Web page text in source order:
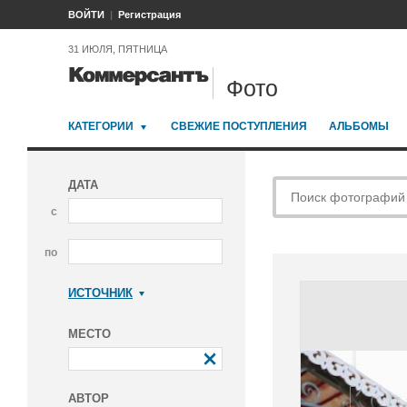
ВОЙТИ Регистрация
31 ИЮЛЯ, ПЯТНИЦА
Фото
КАТЕГОРИИ СВЕЖИЕ ПОСТУПЛЕНИЯ АЛЬБОМЫ
ДАТА
с
по
ИСТОЧНИК
МЕСТО
АВТОР